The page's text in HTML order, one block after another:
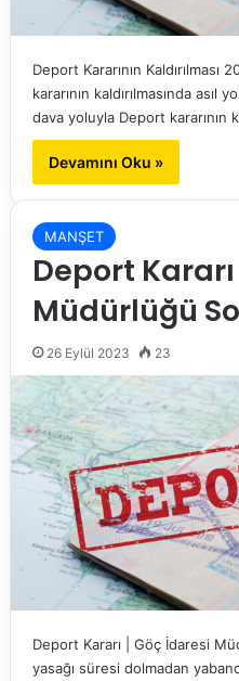
Deport Kararının
kararının kaldırılmasında
dava yoluyla Deport kararının
Devamını Oku »
MANŞET
Deport
Müdürlüğü
26 Eylül 2023 23
Deport Kararı | Göç İdaresi
yasağı süresi dolmadan